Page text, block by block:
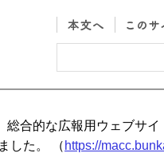
合的な広報用ウェブサ
した。 （ https://